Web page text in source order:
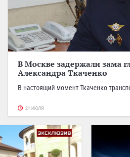
В Москве задержали зама
Александра Ткаченко
В настоящий момент Ткаченко
21 ИЮЛЯ